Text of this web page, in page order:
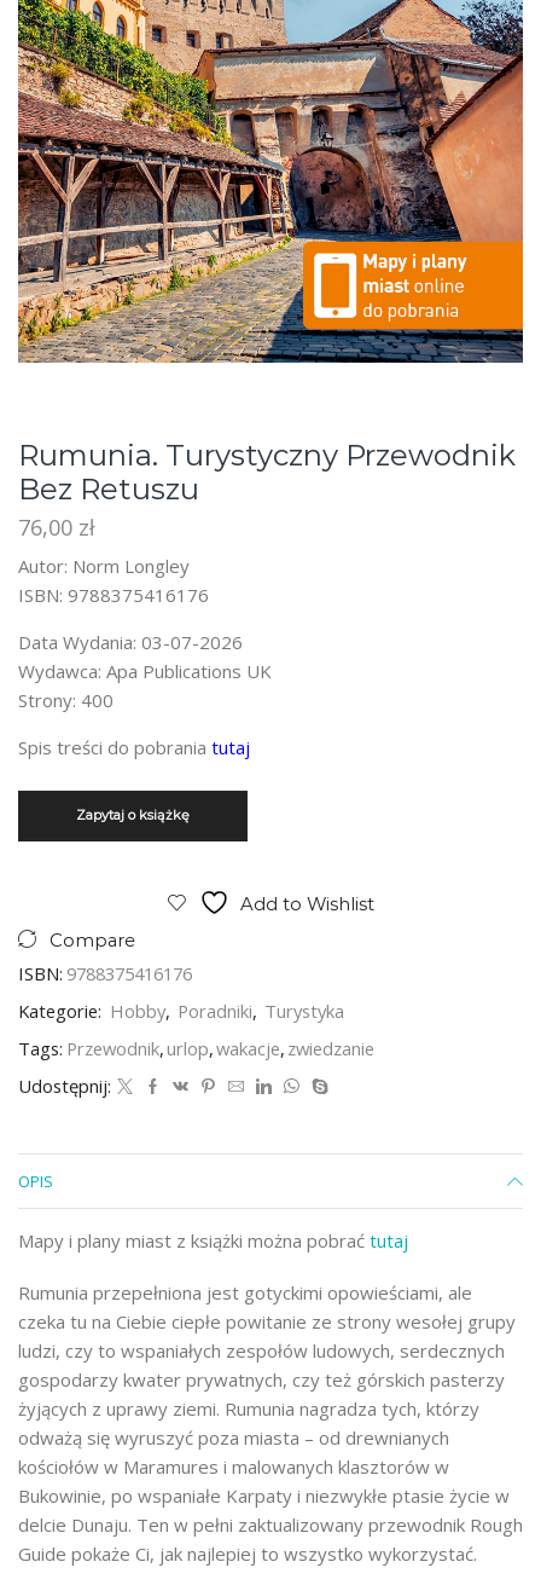
Rumunia. Turystyczny Przewodnik
Bez Retuszu
76,00 zł
Autor: Norm Longley
ISBN: 9788375416176
Data Wydania: 03-07-2026
Wydawca: Apa Publications UK
Strony: 400
Spis treści do pobrania tutaj
Add to Wishlist
Compare
ISBN: 9788375416176
Kategorie: Hobby, Poradniki, Turystyka
Tags: Przewodnik,urlop,wakacje, zwiedzanie
Udostępnij:
OPIS
Mapy i plany miast z książki można pobrać tutaj
Rumunia przepełniona jest gotyckimi opowieściami, ale
czeka tu na Ciebie ciepłe powitanie ze strony wesołej grupy
ludzi, czy to wspaniałych zespołów ludowych, serdecznych
gospodarzy kwater prywatnych, czy też górskich pasterzy
żyjących z uprawy ziemi. Rumunia nagradza tych, którzy
odważą się wyruszyć poza miasta – od drewnianych
kościołów w Maramures i malowanych klasztorów w
Bukowinie, po wspaniałe Karpaty i niezwykłe ptasie życie w
delcie Dunaju. Ten w pełni zaktualizowany przewodnik Rough
Guide pokaże Ci, jak najlepiej to wszystko wykorzystać.